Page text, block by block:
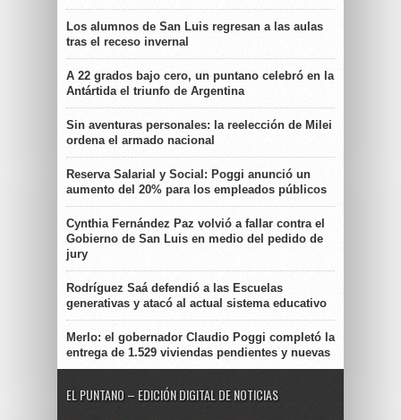
Los alumnos de San Luis regresan a las aulas
tras el receso invernal
A 22 grados bajo cero, un puntano celebró en la
Antártida el triunfo de Argentina
Sin aventuras personales: la reelección de Milei
ordena el armado nacional
Reserva Salarial y Social: Poggi anunció un
aumento del 20% para los empleados públicos
Cynthia Fernández Paz volvió a fallar contra el
Gobierno de San Luis en medio del pedido de
jury
Rodríguez Saá defendió a las Escuelas
generativas y atacó al actual sistema educativo
Merlo: el gobernador Claudio Poggi completó la
entrega de 1.529 viviendas pendientes y nuevas
EL PUNTANO – EDICIÓN DIGITAL DE NOTICIAS